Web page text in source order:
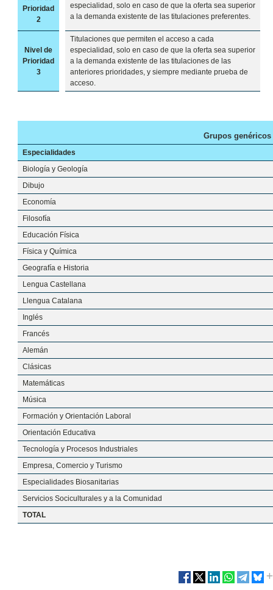
Prioridad
2
especialidad, solo en caso de que la oferta sea superior
a la demanda existente de las titulaciones preferentes.
Nivel de
Prioridad
3
Titulaciones que permiten el acceso a cada
especialidad, solo en caso de que la oferta sea superior
a la demanda existente de las titulaciones de las
anteriores prioridades, y siempre mediante prueba de
acceso.
Grupos
Especialidades
Biología y Geología
Dibujo
Economía
Filosofía
Educación Física
Física y Química
Geografía e Historia
Lengua Castellana
Llengua Catalana
Inglés
Francés
Alemán
Clásicas
Matemáticas
Música
Formación y Orientación Laboral
Orientación Educativa
Tecnología y Procesos Industriales
Empresa, Comercio y Turismo
Especialidades Biosanitarias
Servicios Sociculturales y a la Comunidad
TOTAL